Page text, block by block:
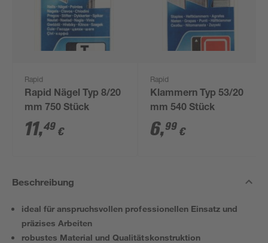
Rapid
Rapid Nägel Typ 8/20
mm 750 Stück
11,49 €
Rapid
Klammern Typ 53/20
mm 540 Stück
6,99 €
Beschreibung
ideal für anspruchsvollen professionellen Einsatz und
präzises Arbeiten
robustes Material und Qualitätskonstruktion